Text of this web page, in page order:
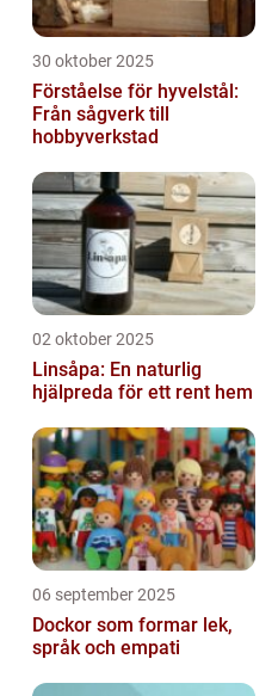
30 oktober 2025
Förståelse för hyvelstål:
Från sågverk till
hobbyverkstad
02 oktober 2025
Linsåpa: En naturlig
hjälpreda för ett rent hem
06 september 2025
Dockor som formar lek,
språk och empati